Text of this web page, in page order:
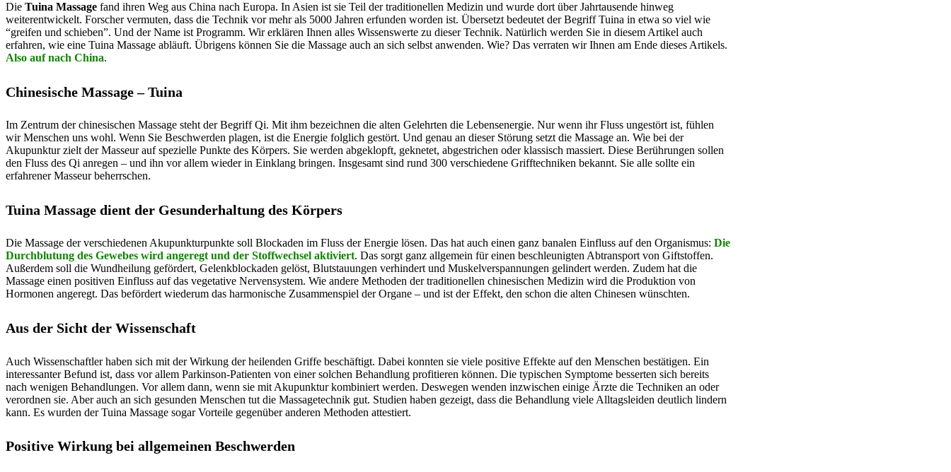
Die Tuina Massage fand ihren Weg aus China nach Europa. In Asien ist sie Teil der traditionellen Medizin und wurde dort über Jahrtausende hinweg
weiterentwickelt. Forscher vermuten, dass die Technik vor mehr als 5000 Jahren erfunden worden ist. Übersetzt bedeutet der Begriff Tuina in etwa so viel wie
“greifen und schieben”. Und der Name ist Programm. Wir erklären Ihnen alles Wissenswerte zu dieser Technik. Natürlich werden Sie in diesem Artikel auch
erfahren, wie eine Tuina Massage abläuft. Übrigens können Sie die Massage auch an sich selbst anwenden. Wie? Das verraten wir Ihnen am Ende dieses Artikels.
Also auf nach China.
Chinesische Massage – Tuina
Im Zentrum der chinesischen Massage steht der Begriff Qi. Mit ihm bezeichnen die alten Gelehrten die Lebensenergie. Nur wenn ihr Fluss ungestört ist, fühlen
wir Menschen uns wohl. Wenn Sie Beschwerden plagen, ist die Energie folglich gestört. Und genau an dieser Störung setzt die Massage an. Wie bei der
Akupunktur zielt der Masseur auf spezielle Punkte des Körpers. Sie werden abgeklopft, geknetet, abgestrichen oder klassisch massiert. Diese Berührungen sollen
den Fluss des Qi anregen – und ihn vor allem wieder in Einklang bringen. Insgesamt sind rund 300 verschiedene Grifftechniken bekannt. Sie alle sollte ein
erfahrener Masseur beherrschen.
Tuina Massage dient der Gesunderhaltung des Körpers
Die Massage der verschiedenen Akupunkturpunkte soll Blockaden im Fluss der Energie lösen. Das hat auch einen ganz banalen Einfluss auf den Organismus: Die
Durchblutung des Gewebes wird angeregt und der Stoffwechsel aktiviert. Das sorgt ganz allgemein für einen beschleunigten Abtransport von Giftstoffen.
Außerdem soll die Wundheilung gefördert, Gelenkblockaden gelöst, Blutstauungen verhindert und Muskelverspannungen gelindert werden. Zudem hat die
Massage einen positiven Einfluss auf das vegetative Nervensystem. Wie andere Methoden der traditionellen chinesischen Medizin wird die Produktion von
Hormonen angeregt. Das befördert wiederum das harmonische Zusammenspiel der Organe – und ist der Effekt, den schon die alten Chinesen wünschten.
Aus der Sicht der Wissenschaft
Auch Wissenschaftler haben sich mit der Wirkung der heilenden Griffe beschäftigt. Dabei konnten sie viele positive Effekte auf den Menschen bestätigen. Ein
interessanter Befund ist, dass vor allem Parkinson-Patienten von einer solchen Behandlung profitieren können. Die typischen Symptome besserten sich bereits
nach wenigen Behandlungen. Vor allem dann, wenn sie mit Akupunktur kombiniert werden. Deswegen wenden inzwischen einige Ärzte die Techniken an oder
verordnen sie. Aber auch an sich gesunden Menschen tut die Massagetechnik gut. Studien haben gezeigt, dass die Behandlung viele Alltagsleiden deutlich lindern
kann. Es wurden der Tuina Massage sogar Vorteile gegenüber anderen Methoden attestiert.
Positive Wirkung bei allgemeinen Beschwerden